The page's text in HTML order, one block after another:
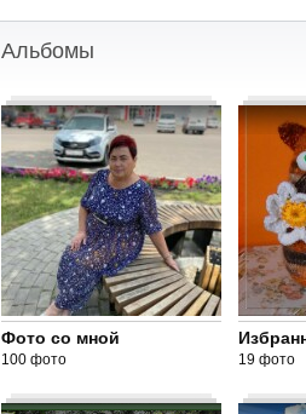
Альбомы
Фото со мной
100 фото 19 фото